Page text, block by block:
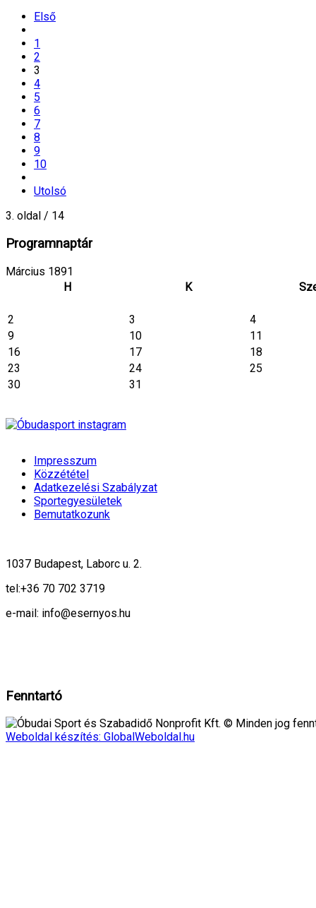
Első
1
2
3
4
5
6
7
8
9
10
Utolsó
3. oldal / 14
Programnaptár
Március 1891
H
K
2 3
4
9
10
11
16
17
18
23
24
25
30
31
Impresszum
Közzététel
Adatkezelési Szabályzat
Sportegyesületek
Bemutatkozunk
1037 Budapest, Laborc u. 2.
tel:+36 70 702 3719
e-mail: info@esernyos.hu
Fenntartó
Óbudai Sport és Szabadidő Nonprofit Kft. © Minden jog
Weboldal készítés: GlobalWeboldal.hu